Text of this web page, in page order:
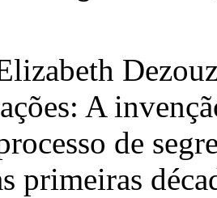
A
de
primeiras